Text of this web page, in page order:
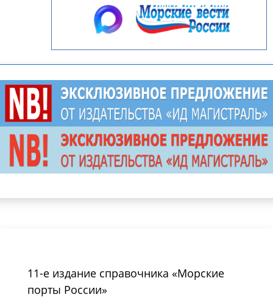
11-е издание справочника «Морские
порты России»